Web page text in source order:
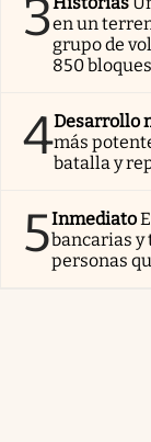
3en un
grupo de
850
4Desarrollo
más
batalla y
5Inmediato
bancarias y
personas